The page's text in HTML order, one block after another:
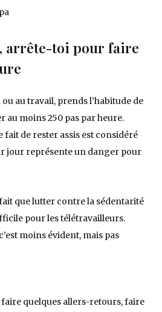
arrête-toi pour faire
ou au travail, prends l’habitude de
au moins 250 pas par heure.
fait de rester assis est considéré
jour représente un danger pour
que lutter contre la sédentarité
pour les télétravailleurs.
moins évident, mais pas
quelques allers-retours, faire